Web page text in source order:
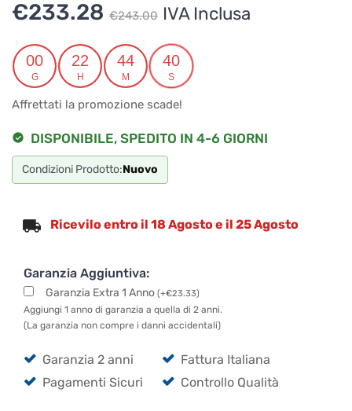
€243.00 Il
prezzo
originale
era:
€243.00.
€233.28
Il
prezzo
attuale
è:
€233.28.
IVA Inclusa
00
G
22
H
44
M
40
S
Affrettati la promozione scade!
DISPONIBILE, SPEDITO IN 4-6 GIORNI
Condizioni Prodotto:Nuovo
Ricevilo entro il 18 Agosto e il 25 Agosto
Garanzia Aggiuntiva:
Garanzia Extra 1 Anno (+€23.33)
Aggiungi 1 anno di garanzia a quella di 2 anni.
(La garanzia non compre i danni accidentali)
Garanzia 2 anni
Fattura Italiana
Pagamenti Sicuri
Controllo Qualità